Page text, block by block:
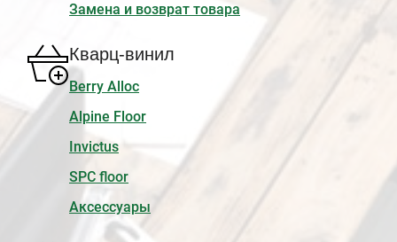
Замена и возврат товара
Кварц-винил
Berry Alloc
Alpine Floor
Invictus
SPC floor
Аксессуары